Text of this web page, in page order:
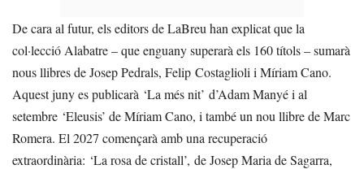
De cara al futur, els editors de LaBreu han explicat que la
col·lecció Alabatre – que enguany superarà els 160 títols – sumarà
nous llibres de Josep Pedrals, Felip Costaglioli i Míriam Cano.
Aquest juny es publicarà ‘La més nit’ d’Adam Manyé i al
setembre ‘Eleusis’ de Míriam Cano, i també un nou llibre de Marc
Romera. El 2027 començarà amb una recuperació
extraordinària: ‘La rosa de cristall’, de Josep Maria de Sagarra,